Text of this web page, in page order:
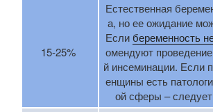
15-25%
Естественная
а, но ее ожидание
Если беременность
омендуют
й инсеминации. Если
енщины есть
ой сферы – следует